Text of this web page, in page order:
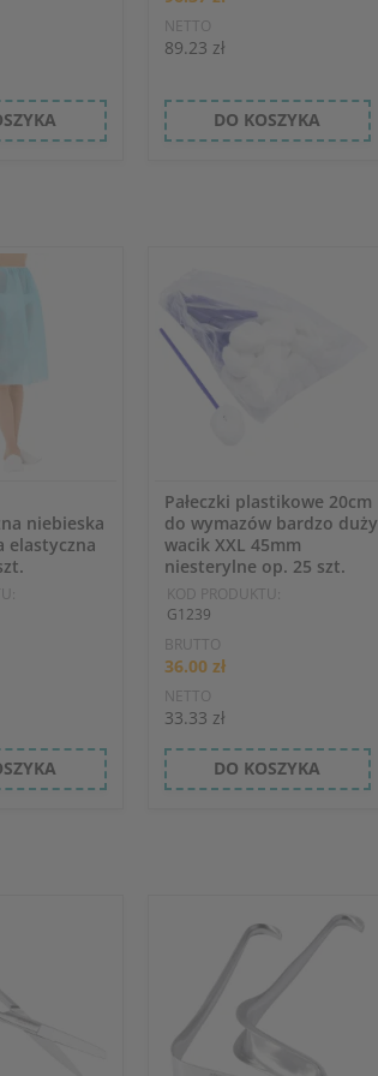
NETTO
89.23 zł
DO KOSZYKA
niebieska
elastyczna
Pałeczki plastikowe 20cm
do wymazów bardzo duży
wacik XXL 45mm
niesterylne op. 25 szt.
KOD PRODUKTU:
G1239
BRUTTO
36.00 zł
NETTO
33.33 zł
DO KOSZYKA